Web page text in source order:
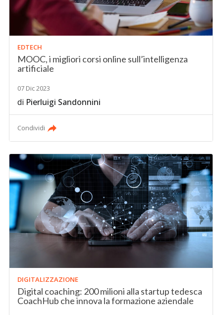
EDTECH
MOOC, i migliori corsi online sull’intelligenza
artificiale
07 Dic 2023
di Pierluigi Sandonnini
Condividi
DIGITALIZZAZIONE
Digital coaching: 200 milioni alla startup tedesca
CoachHub che innova la formazione aziendale